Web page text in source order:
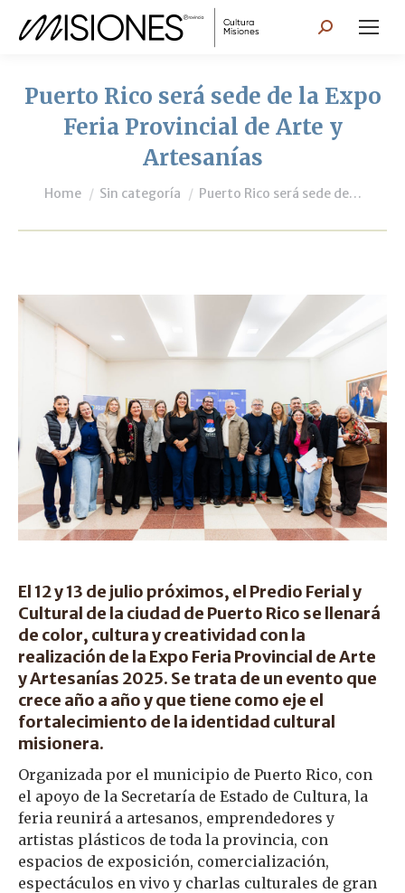
Search:
Puerto Rico será sede de la Expo
Feria Provincial de Arte y
Artesanías
You are here:
Home Sin categoría Puerto Rico será sede de…
El 12 y 13 de julio próximos, el Predio Ferial y
Cultural de la ciudad de Puerto Rico se llenará
de color, cultura y creatividad con la
realización de la Expo Feria Provincial de Arte
y Artesanías 2025. Se trata de un evento que
crece año a año y que tiene como eje el
fortalecimiento de la identidad cultural
misionera.
Organizada por el municipio de Puerto Rico, con
el apoyo de la Secretaría de Estado de Cultura, la
feria reunirá a artesanos, emprendedores y
artistas plásticos de toda la provincia, con
espacios de exposición, comercialización,
espectáculos en vivo y charlas culturales de gran